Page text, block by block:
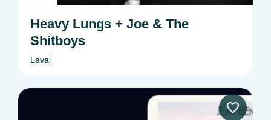
Heavy Lungs + Joe & The
Shitboys
Laval